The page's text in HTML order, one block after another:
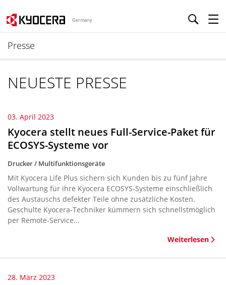
Germany
Presse
NEUESTE PRESSE
03. April 2023
Kyocera stellt neues Full-Service-Paket für
ECOSYS-Systeme vor
Drucker / Multifunktionsgeräte
Mit Kyocera Life Plus sichern sich Kunden bis zu fünf Jahre
Vollwartung für ihre Kyocera ECOSYS-Systeme einschließlich
des Austauschs defekter Teile ohne zusätzliche Kosten.
Geschulte Kyocera-Techniker kümmern sich schnellstmöglich
per Remote-Service...
Weiterlesen
28. März 2023